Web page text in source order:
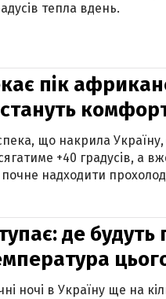
тепла вдень.
пік
що накрила Україну,
+40 градусів, а
надходити
де будуть
ночі в Україну ще на